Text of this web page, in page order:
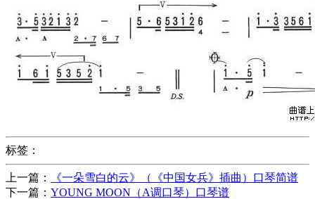
标签：
上一篇：
《一朵雪白的云》（《中国女兵》插曲）口琴简谱
下一篇： YOUNG MOON（A调口琴）口琴谱